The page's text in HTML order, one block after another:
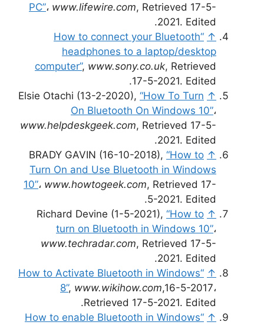
PC”، www.lifewire.com, Retrieved 17-5-
2021. Edited.
↑
“How to connect your Bluetooth
headphones to a laptop/desktop
computer”, www.sony.co.uk, Retrieved
17-5-2021. Edited.
↑
Elsie Otachi (13-2-2020), “How To Turn
On Bluetooth On Windows 10”،
www.helpdeskgeek.com, Retrieved 17-5-
2021. Edited.
↑
BRADY GAVIN (16-10-2018), “How to
Turn On and Use Bluetooth in Windows
10”، www.howtogeek.com, Retrieved 17-
5-2021. Edited.
↑
Richard Devine (1-5-2021), “How to
turn on Bluetooth in Windows 10”،
www.techradar.com, Retrieved 17-5-
2021. Edited.
↑
“How to Activate Bluetooth in Windows
8”, www.wikihow.com,16-5-2017،
Retrieved 17-5-2021. Edited.
↑
“How to enable Bluetooth in Windows